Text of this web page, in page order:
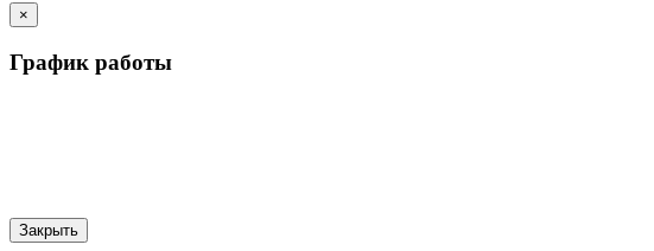
×
График работы
Закрыть